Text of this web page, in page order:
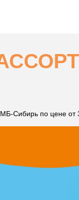
Сибирь по цене от